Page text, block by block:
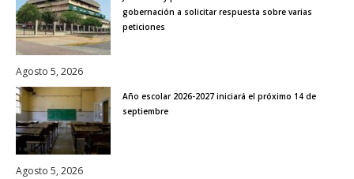
gobernación a solicitar respuesta sobre varias
peticiones
Agosto 5, 2026
Año escolar 2026-2027 iniciará el próximo 14 de
septiembre
Agosto 5, 2026